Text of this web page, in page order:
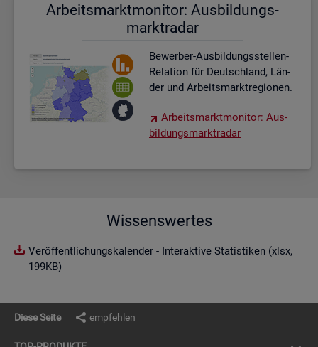
Ar­beits­markt­mo­ni­tor: Aus­bil­dungs­
markt­ra­dar
Be­wer­ber-Aus­bil­dungs­stel­len-
Re­la­ti­on für Deutsch­land, Län­
der und Ar­beits­markt­re­gio­nen.
Ar­beits­markt­mo­ni­tor: Aus­
bil­dungs­markt­ra­dar
Wissenswertes
Veröffentlichungskalender - Interaktive Statistiken (xlsx,
199KB)
Diese Seite empfehlen